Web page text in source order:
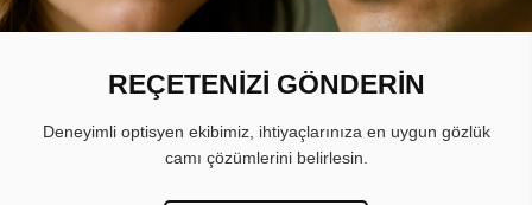
REÇETENİZİ GÖNDERİN
Deneyimli optisyen ekibimiz, ihtiyaçlarınıza en uygun gözlük
camı çözümlerini belirlesin.